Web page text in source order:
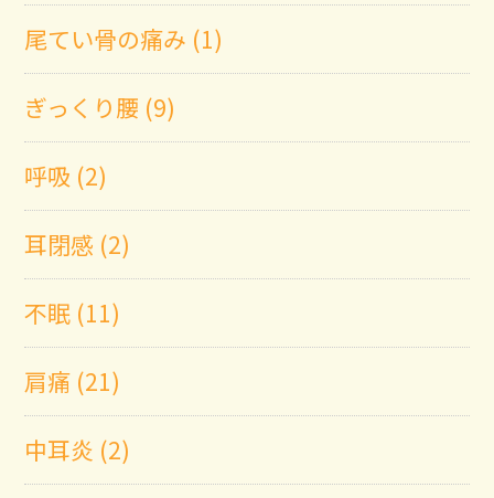
尾てい骨の痛み (1)
ぎっくり腰 (9)
呼吸 (2)
耳閉感 (2)
不眠 (11)
肩痛 (21)
中耳炎 (2)